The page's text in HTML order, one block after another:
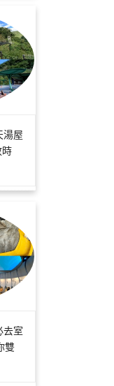
湯屋
去室
雙